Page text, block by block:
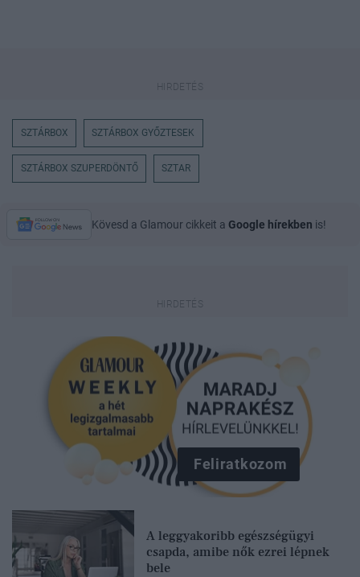
SZTÁRBOX SZTÁRBOX GYŐZTESEK
SZTÁRBOX SZUPERDÖNTŐ SZTAR
Kövesd a Glamour cikkeit a Google hírekben is!
Feliratkozom
A leggyakoribb egészségügyi
csapda, amibe nők ezrei lépnek
bele